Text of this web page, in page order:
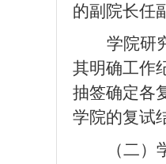
的副院长任
学院研
其明确工作
抽签确定各
学院的复试
（二